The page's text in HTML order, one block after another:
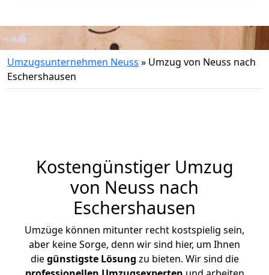
Umzugsunternehmen Neuss » Umzug von Neuss nach
Eschershausen
Kostengünstiger Umzug
von Neuss nach
Eschershausen
Umzüge können mitunter recht kostspielig sein,
aber keine Sorge, denn wir sind hier, um Ihnen
diegünstigste Lösung zu bieten. Wir sind die